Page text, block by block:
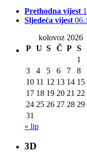
Prethodna vijest
Sljedeća vijest
kolovoz 2026
P U S Č P S
1
3
4 5 6 7 8
10 11 12 13 14 15
17 18 19 20 21 22
24 25 26 27 28 29
31
« lip
3D